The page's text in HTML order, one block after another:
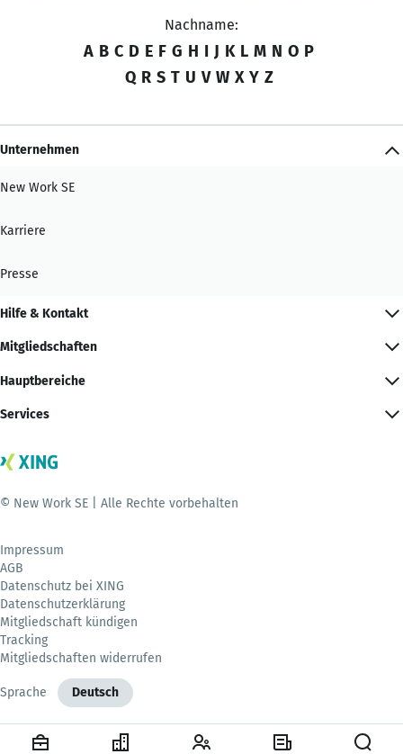
Nachname:
A B C D E F G H I J K L M N O P
Q R S T U V W X Y Z
Unternehmen
New Work SE
Karriere
Presse
Hilfe & Kontakt
Mitgliedschaften
Hauptbereiche
Services
© New Work SE | Alle Rechte vorbehalten
Impressum
AGB
Datenschutz bei XING
Datenschutzerklärung
Mitgliedschaft kündigen
Tracking
Mitgliedschaften widerrufen
Sprache Deutsch